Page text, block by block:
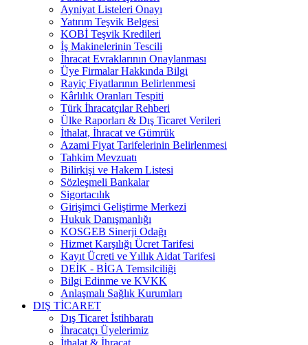
Ayniyat Listeleri Onayı
Yatırım Teşvik Belgesi
KOBİ Teşvik Kredileri
İş Makinelerinin Tescili
İhracat Evraklarının Onaylanması
Üye Firmalar Hakkında Bilgi
Rayiç Fiyatlarının Belirlenmesi
Kârlılık Oranları Tespiti
Türk İhracatçılar Rehberi
Ülke Raporları & Dış Ticaret Verileri
İthalat, İhracat ve Gümrük
Azami Fiyat Tarifelerinin Belirlenmesi
Tahkim Mevzuatı
Bilirkişi ve Hakem Listesi
Sözleşmeli Bankalar
Sigortacılık
Girişimci Geliştirme Merkezi
Hukuk Danışmanlığı
KOSGEB Sinerji Odağı
Hizmet Karşılığı Ücret Tarifesi
Kayıt Ücreti ve Yıllık Aidat Tarifesi
DEİK - BİGA Temsilciliği
Bilgi Edinme ve KVKK
Anlaşmalı Sağlık Kurumları
DIŞ TİCARET
Dış Ticaret İstihbaratı
İhracatçı Üyelerimiz
İthalat & İhracat